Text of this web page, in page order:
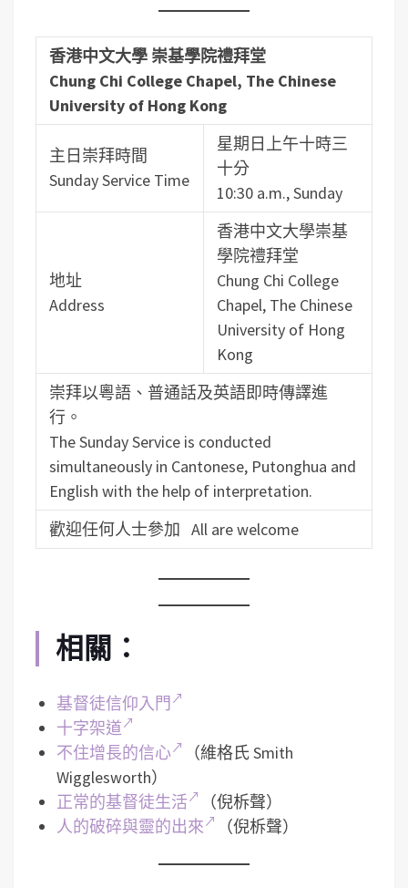
香港中文大學 崇基學院禮拜堂
Chung Chi College Chapel, The Chinese
University of Hong Kong
主日崇拜時間
Sunday Service Time
星期日上午十時三
十分
10:30 a.m., Sunday
地址
Address
香港中文大學崇基
學院禮拜堂
Chung Chi College
Chapel, The Chinese
University of Hong
Kong
崇拜以粵語、普通話及英語即時傳譯進
行。
The Sunday Service is conducted
simultaneously in Cantonese, Putonghua and
English with the help of interpretation.
歡迎任何人士參加 All are welcome
相關：
基督徒信仰入門
十字架道
不住增長的信心
（維格氏 Smith
Wigglesworth）
正常的基督徒生活
（倪柝聲）
人的破碎與靈的出來
（倪柝聲）